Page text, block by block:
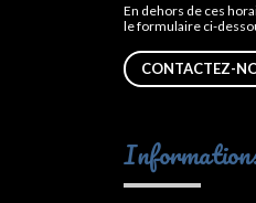
En dehors de ces
le formulaire ci-
CONTACTEZ-